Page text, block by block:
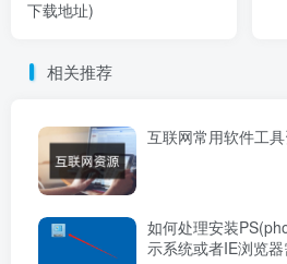
下载地址)
相关推荐
互联网常用软件工
如何处理安装
示系统或者IE浏览